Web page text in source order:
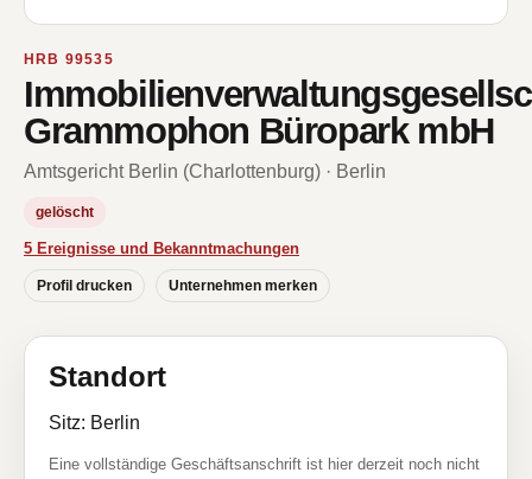
HRB 99535
Grammophon Büropark mbH
Amtsgericht Berlin (Charlottenburg) · Berlin
gelöscht
5 Ereignisse und Bekanntmachungen
Profil drucken Unternehmen merken
Standort
Sitz: Berlin
Eine vollständige Geschäftsanschrift ist hier derzeit noch nicht